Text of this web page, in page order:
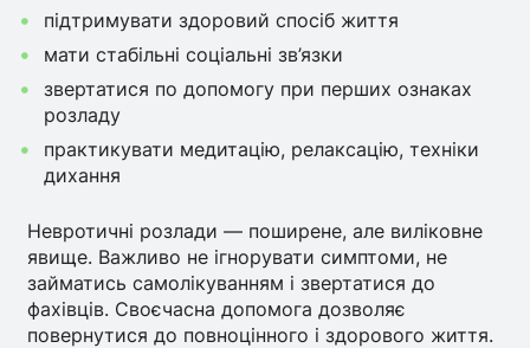
підтримувати здоровий спосіб життя
мати стабільні соціальні зв’язки
звертатися по допомогу при перших ознаках
розладу
практикувати медитацію, релаксацію, техніки
дихання
Невротичні розлади — поширене, але виліковне
явище. Важливо не ігнорувати симптоми, не
займатись самолікуванням і звертатися до
фахівців. Своєчасна допомога дозволяє
повернутися до повноцінного і здорового життя.